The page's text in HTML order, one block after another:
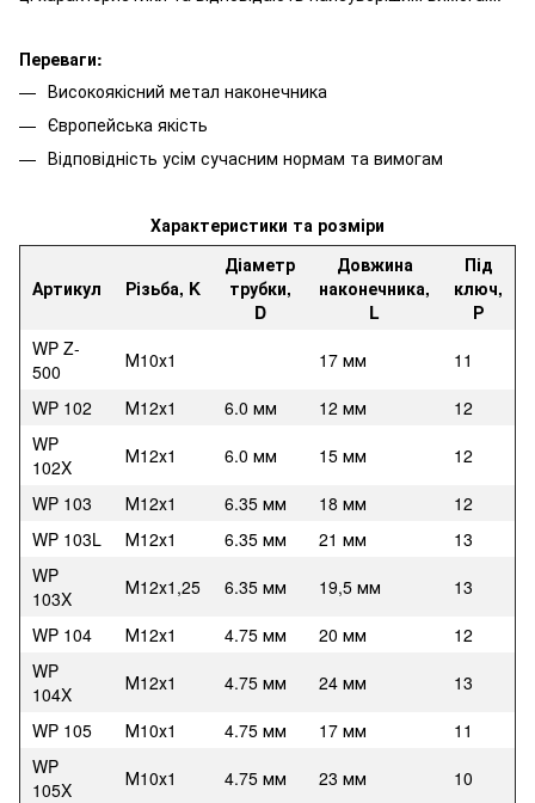
Переваги:
Високоякісний метал наконечника
Європейська якість
Відповідність усім сучасним нормам та вимогам
Характеристики та розміри
Артикул Різьба, K
Діаметр
трубки,
D
Довжина
наконечника,
L
Під
ключ,
Р
WP Z-
500
М10х1 17 мм
11
WP 102
М12х1 6.0 мм 12 мм
12
WP
102X
М12х1 6.0 мм 15 мм
12
WP 103
М12х1 6.35 мм 18 мм
12
WP 103L
М12х1 6.35 мм 21 мм
13
WP
103X
М12х1,25 6.35 мм 19,5 мм
13
WP 104
М12х1 4.75 мм 20 мм
12
WP
104X
М12х1 4.75 мм 24 мм
13
WP 105
М10х1 4.75 мм 17 мм
11
WP
105X
М10х1 4.75 мм 23 мм
10